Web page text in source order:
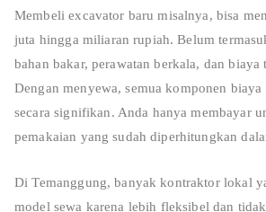
Membeli excavator baru misalnya, bisa
juta hingga miliaran rupiah. Belum
bahan bakar, perawatan berkala, dan biaya
Dengan menyewa, semua komponen
secara signifikan. Anda hanya membayar
pemakaian yang sudah diperhitungkan
Di Temanggung, banyak kontraktor lokal
model sewa karena lebih fleksibel dan